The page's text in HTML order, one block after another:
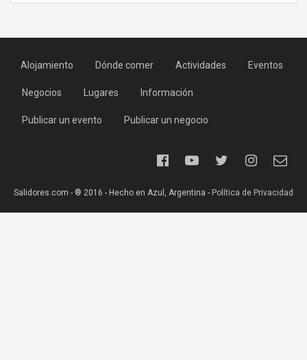
Alojamiento Dónde comer Actividades Eventos
Negocios Lugares Información
Publicar un evento Publicar un negocio
Salidores.com - ® 2016 - Hecho en Azul, Argentina - Política de Privacidad